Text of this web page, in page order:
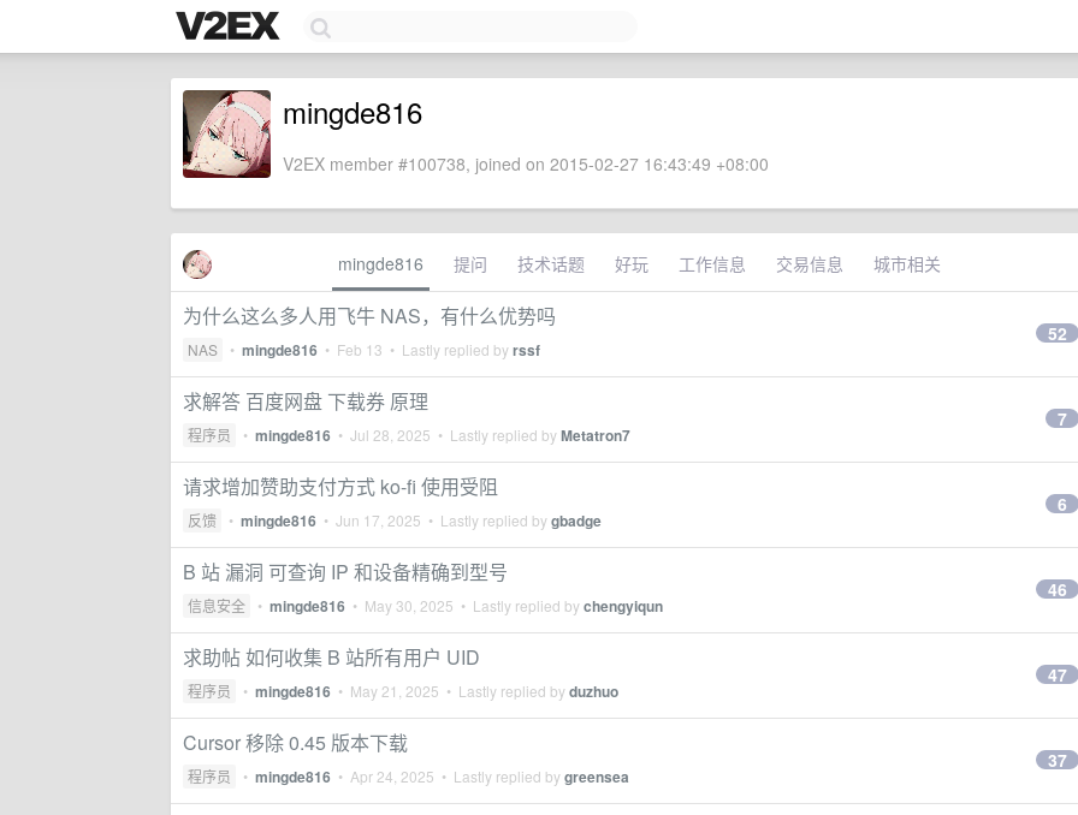
mingde816
V2EX member #100738, joined on 2015-02-27 16:43:49 +08:00
mingde816 提问 技术话题 好玩 工作信息 交易信息 城市相关
为什么这么多人用飞牛 NAS，有什么优势吗
NAS • mingde816 • Feb 13 • Lastly replied byrssf
52
求解答 百度网盘 下载券 原理
程序员 • mingde816 • Jul 28, 2025 • Lastly replied byMetatron7
7
请求增加赞助支付方式 ko-fi 使用受阻
反馈 • mingde816 • Jun 17, 2025 • Lastly replied bygbadge
6
B 站 漏洞 可查询 IP 和设备精确到型号
信息安全 • mingde816 • May 30, 2025 • Lastly replied bychengyiqun
46
求助帖 如何收集 B 站所有用户 UID
程序员 • mingde816 • May 21, 2025 • Lastly replied byduzhuo
47
Cursor 移除 0.45 版本下载
程序员 • mingde816 • Apr 24, 2025 • Lastly replied bygreensea
37